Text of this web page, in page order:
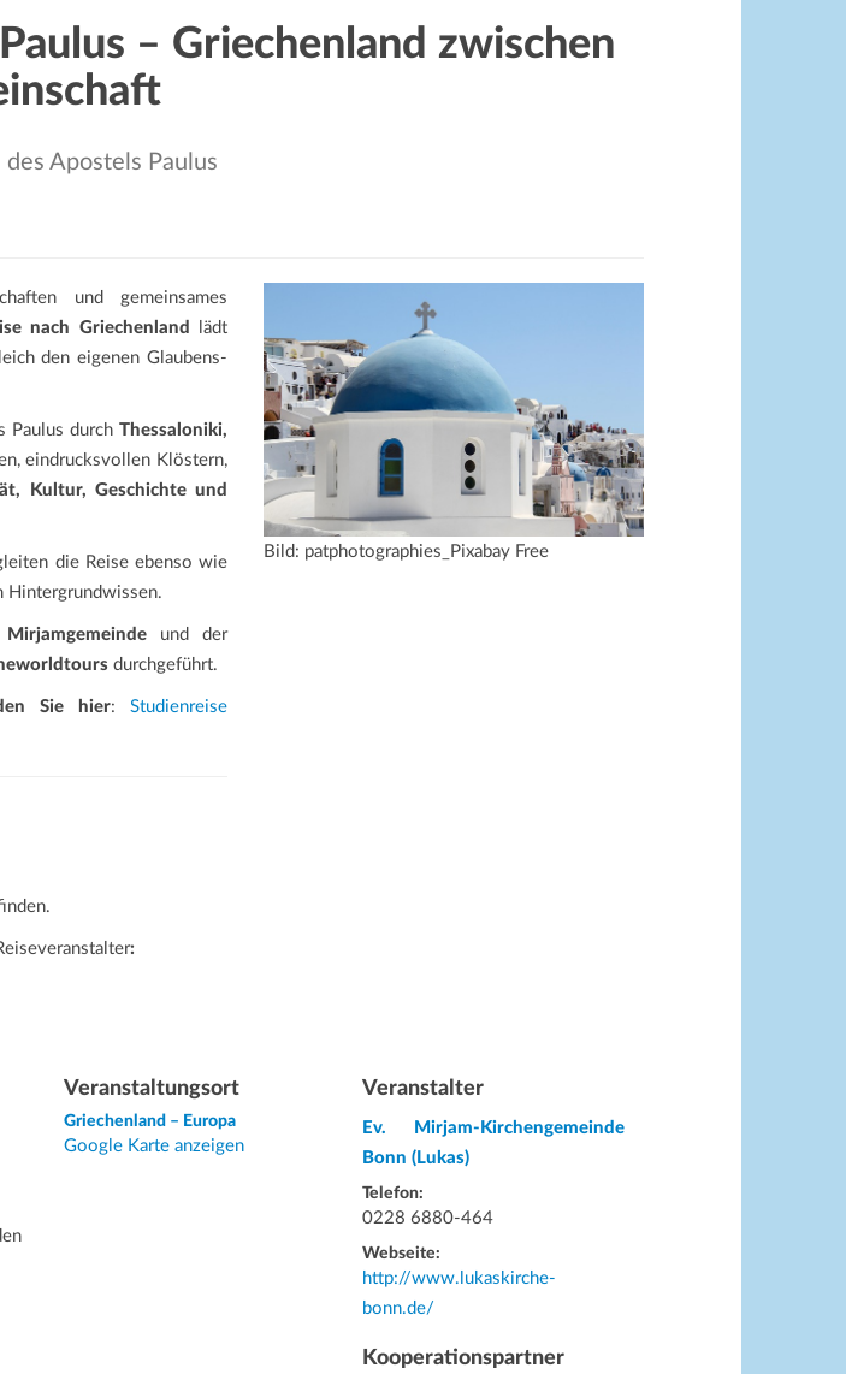
– Griechenland zwischen
Apostels Paulus
und gemeinsames
nach Griechenland
lädt
den eigenen Glaubens-
Paulus durchThessaloniki,
eindrucksvollen Klöstern,
Kultur, Geschichte und
die Reise ebenso wie
Hintergrundwissen.
und der
durchgeführt.
Sie hier: Studienreise
:
Bild: patphotographies_Pixabay Free
Veranstaltungsort
Griechenland – Europa
Google Karte anzeigen
Veranstalter
Ev. Mirjam-Kirchengemeinde
Bonn (Lukas)
Telefon:
0228 6880-464
Webseite:
http://www.lukaskirche-
bonn.de/
Kooperationspartner